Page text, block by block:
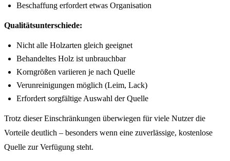
Beschaffung erfordert etwas Organisation
Qualitätsunterschiede:
Nicht alle Holzarten gleich geeignet
Behandeltes Holz ist unbrauchbar
Korngrößen variieren je nach Quelle
Verunreinigungen möglich (Leim, Lack)
Erfordert sorgfältige Auswahl der Quelle
Trotz dieser Einschränkungen überwiegen für viele Nutzer die
Vorteile deutlich – besonders wenn eine zuverlässige, kostenlose
Quelle zur Verfügung steht.